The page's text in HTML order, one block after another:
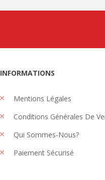
INFORMATIONS
Mentions Légales
Conditions Générales De
Qui Sommes-Nous?
Paiement Sécurisé